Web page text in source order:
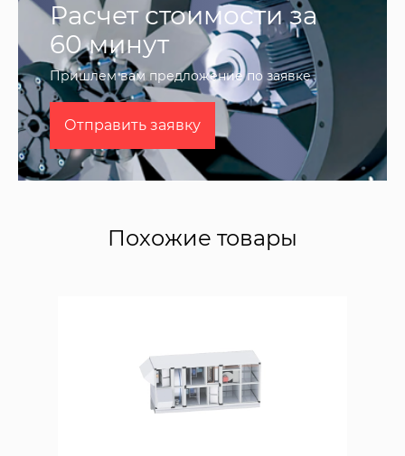
Расчет стоимости за
60 минут
Пришлем вам предложение по заявке
Отправить заявку
Похожие товары